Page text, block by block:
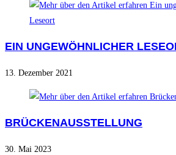
EIN UNGEWÖHNLICHER
13. Dezember 2021
BRÜCKENAUSSTELLUNG
30. Mai 2023